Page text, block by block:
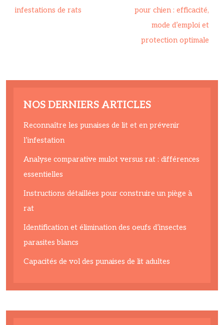
infestations de rats
pour chien : efficacité,
mode d’emploi et
protection optimale
NOS DERNIERS ARTICLES
Reconnaître les punaises de lit et en prévenir
l’infestation
Analyse comparative mulot versus rat : différences
essentielles
Instructions détaillées pour construire un piège à
rat
Identification et élimination des oeufs d’insectes
parasites blancs
Capacités de vol des punaises de lit adultes